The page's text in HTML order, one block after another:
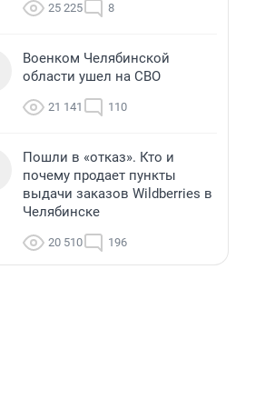
25 225 8
Военком Челябинской
области ушел на СВО
21 141 110
Пошли в «отказ». Кто и
почему продает пункты
выдачи заказов Wildberries в
Челябинске
20 510 196